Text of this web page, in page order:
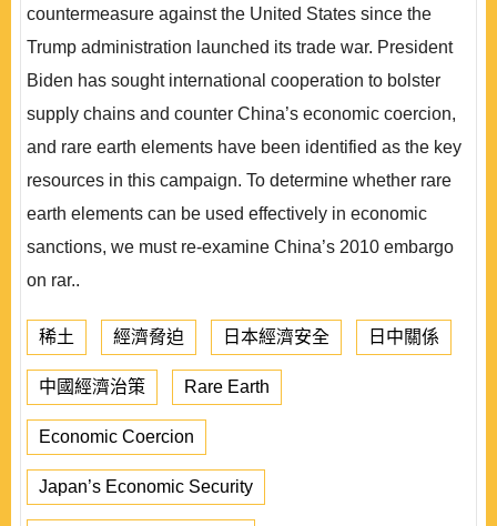
countermeasure against the United States since the
Trump administration launched its trade war. President
Biden has sought international cooperation to bolster
supply chains and counter China’s economic coercion,
and rare earth elements have been identified as the key
resources in this campaign. To determine whether rare
earth elements can be used effectively in economic
sanctions, we must re-examine China’s 2010 embargo
on rar..
稀土 經濟脅迫 日本經濟安全 日中關係
中國經濟治策 Rare Earth
Economic Coercion
Japan’s Economic Security